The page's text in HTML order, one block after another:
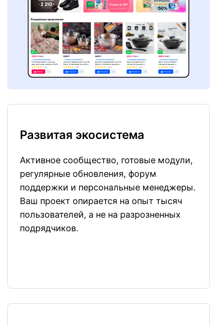
Развитая экосистема
Активное сообщество, готовые модули,
регулярные обновления, форум
поддержки и персональные менеджеры.
Ваш проект опирается на опыт тысяч
пользователей, а не на разрозненных
подрядчиков.